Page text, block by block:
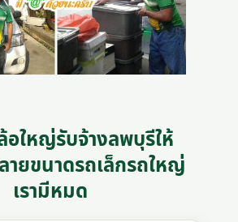
อใหญ่รับจ้างลพบุรีให้
ายขนาดรถเล็กรถใหญ่
เรามีหมด